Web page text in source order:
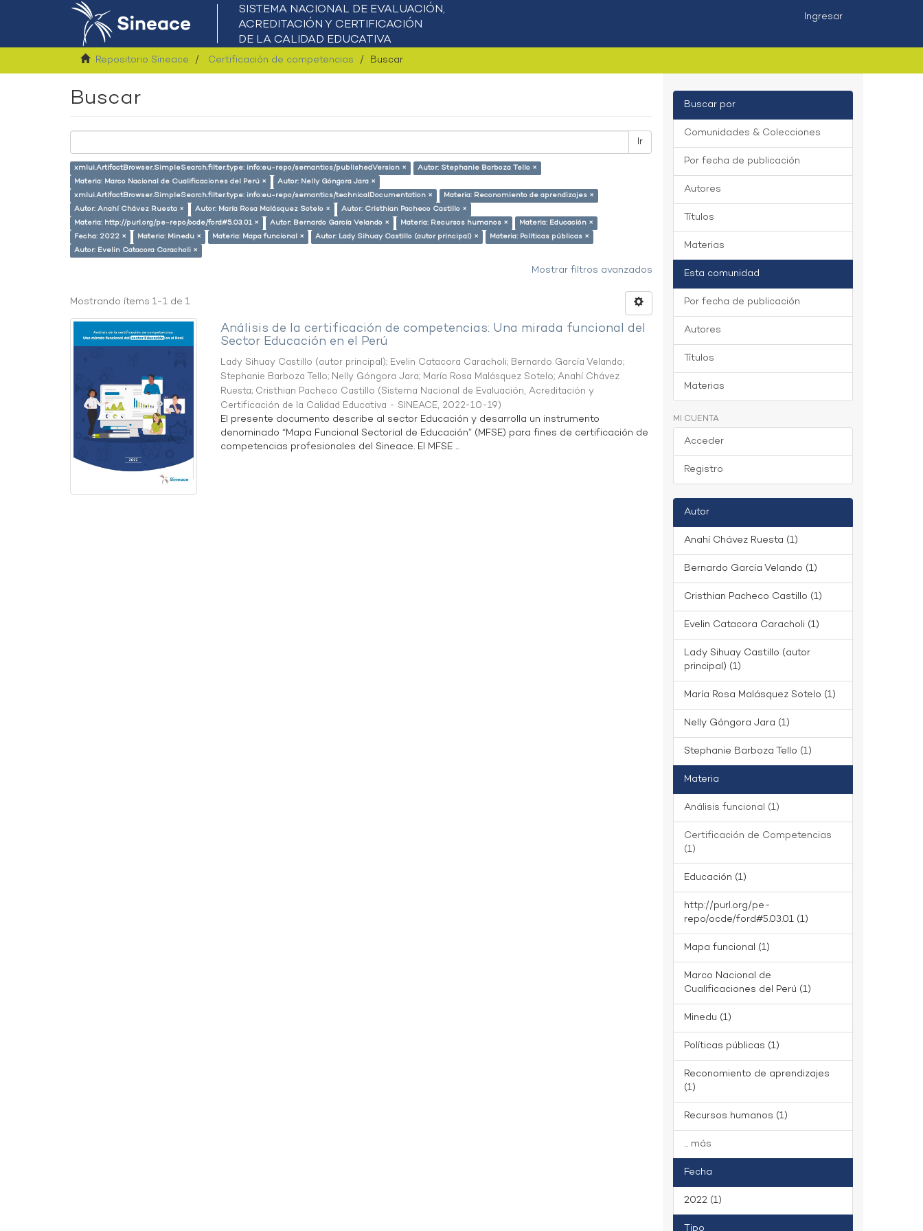
Ingresar
Repositorio Sineace Certificación de competencias Buscar
Buscar
Ir
xmlui.ArtifactBrowser.SimpleSearch.filter.type: info:eu-repo/semantics/publishedVersion ×
Autor: Stephanie Barboza Tello ×
Materia: Marco Nacional de Cualificaciones del Perú ×
Autor: Nelly Góngora Jara ×
xmlui.ArtifactBrowser.SimpleSearch.filter.type: info:eu-repo/semantics/technicalDocumentation ×
Materia: Reconomiento de aprendizajes ×
Autor: Anahí Chávez Ruesta ×
Autor: María Rosa Malásquez Sotelo ×
Autor: Cristhian Pacheco Castillo ×
Materia: http://purl.org/pe-repo/ocde/ford#5.03.01 ×
Autor: Bernardo García Velando × Materia: Recursos humanos ×
Materia: Educación ×
Fecha: 2022 ×
Materia: Minedu × Materia: Mapa funcional × Autor: Lady Sihuay Castillo (autor principal) ×
Materia: Políticas públicas ×
Autor: Evelin Catacora Caracholi ×
Mostrar filtros avanzados
Mostrando ítems 1-1 de 1
Análisis de la certificación de competencias: Una mirada funcional del
Sector Educación en el Perú
Lady Sihuay Castillo (autor principal); Evelin Catacora Caracholi; Bernardo García Velando;
Stephanie Barboza Tello; Nelly Góngora Jara; María Rosa Malásquez Sotelo;Anahí Chávez
Ruesta; Cristhian Pacheco Castillo (Sistema Nacional de Evaluación, Acreditación y
Certificación de la Calidad Educativa - SINEACE, 2022-10-19)
El presente documento describe al sector Educación y desarrolla un instrumento
denominado “Mapa Funcional Sectorial de Educación” (MFSE) para fines de certificación de
competencias profesionales del Sineace. El MFSE ...
Buscar por
Comunidades & Colecciones
Por fecha de publicación
Autores
Títulos
Materias
Esta comunidad
Por fecha de publicación
Autores
Títulos
Materias
MI CUENTA
Acceder
Registro
Autor
Anahí Chávez Ruesta (1)
Bernardo García Velando (1)
Cristhian Pacheco Castillo (1)
Evelin Catacora Caracholi (1)
Lady Sihuay Castillo (autor
principal) (1)
María Rosa Malásquez Sotelo (1)
Nelly Góngora Jara (1)
Stephanie Barboza Tello (1)
Materia
Análisis funcional (1)
Certificación de Competencias
(1)
Educación (1)
http://purl.org/pe-
repo/ocde/ford#5.03.01 (1)
Mapa funcional (1)
Marco Nacional de
Cualificaciones del Perú (1)
Minedu (1)
Políticas públicas (1)
Reconomiento de aprendizajes
(1)
Recursos humanos (1)
... más
Fecha
2022 (1)